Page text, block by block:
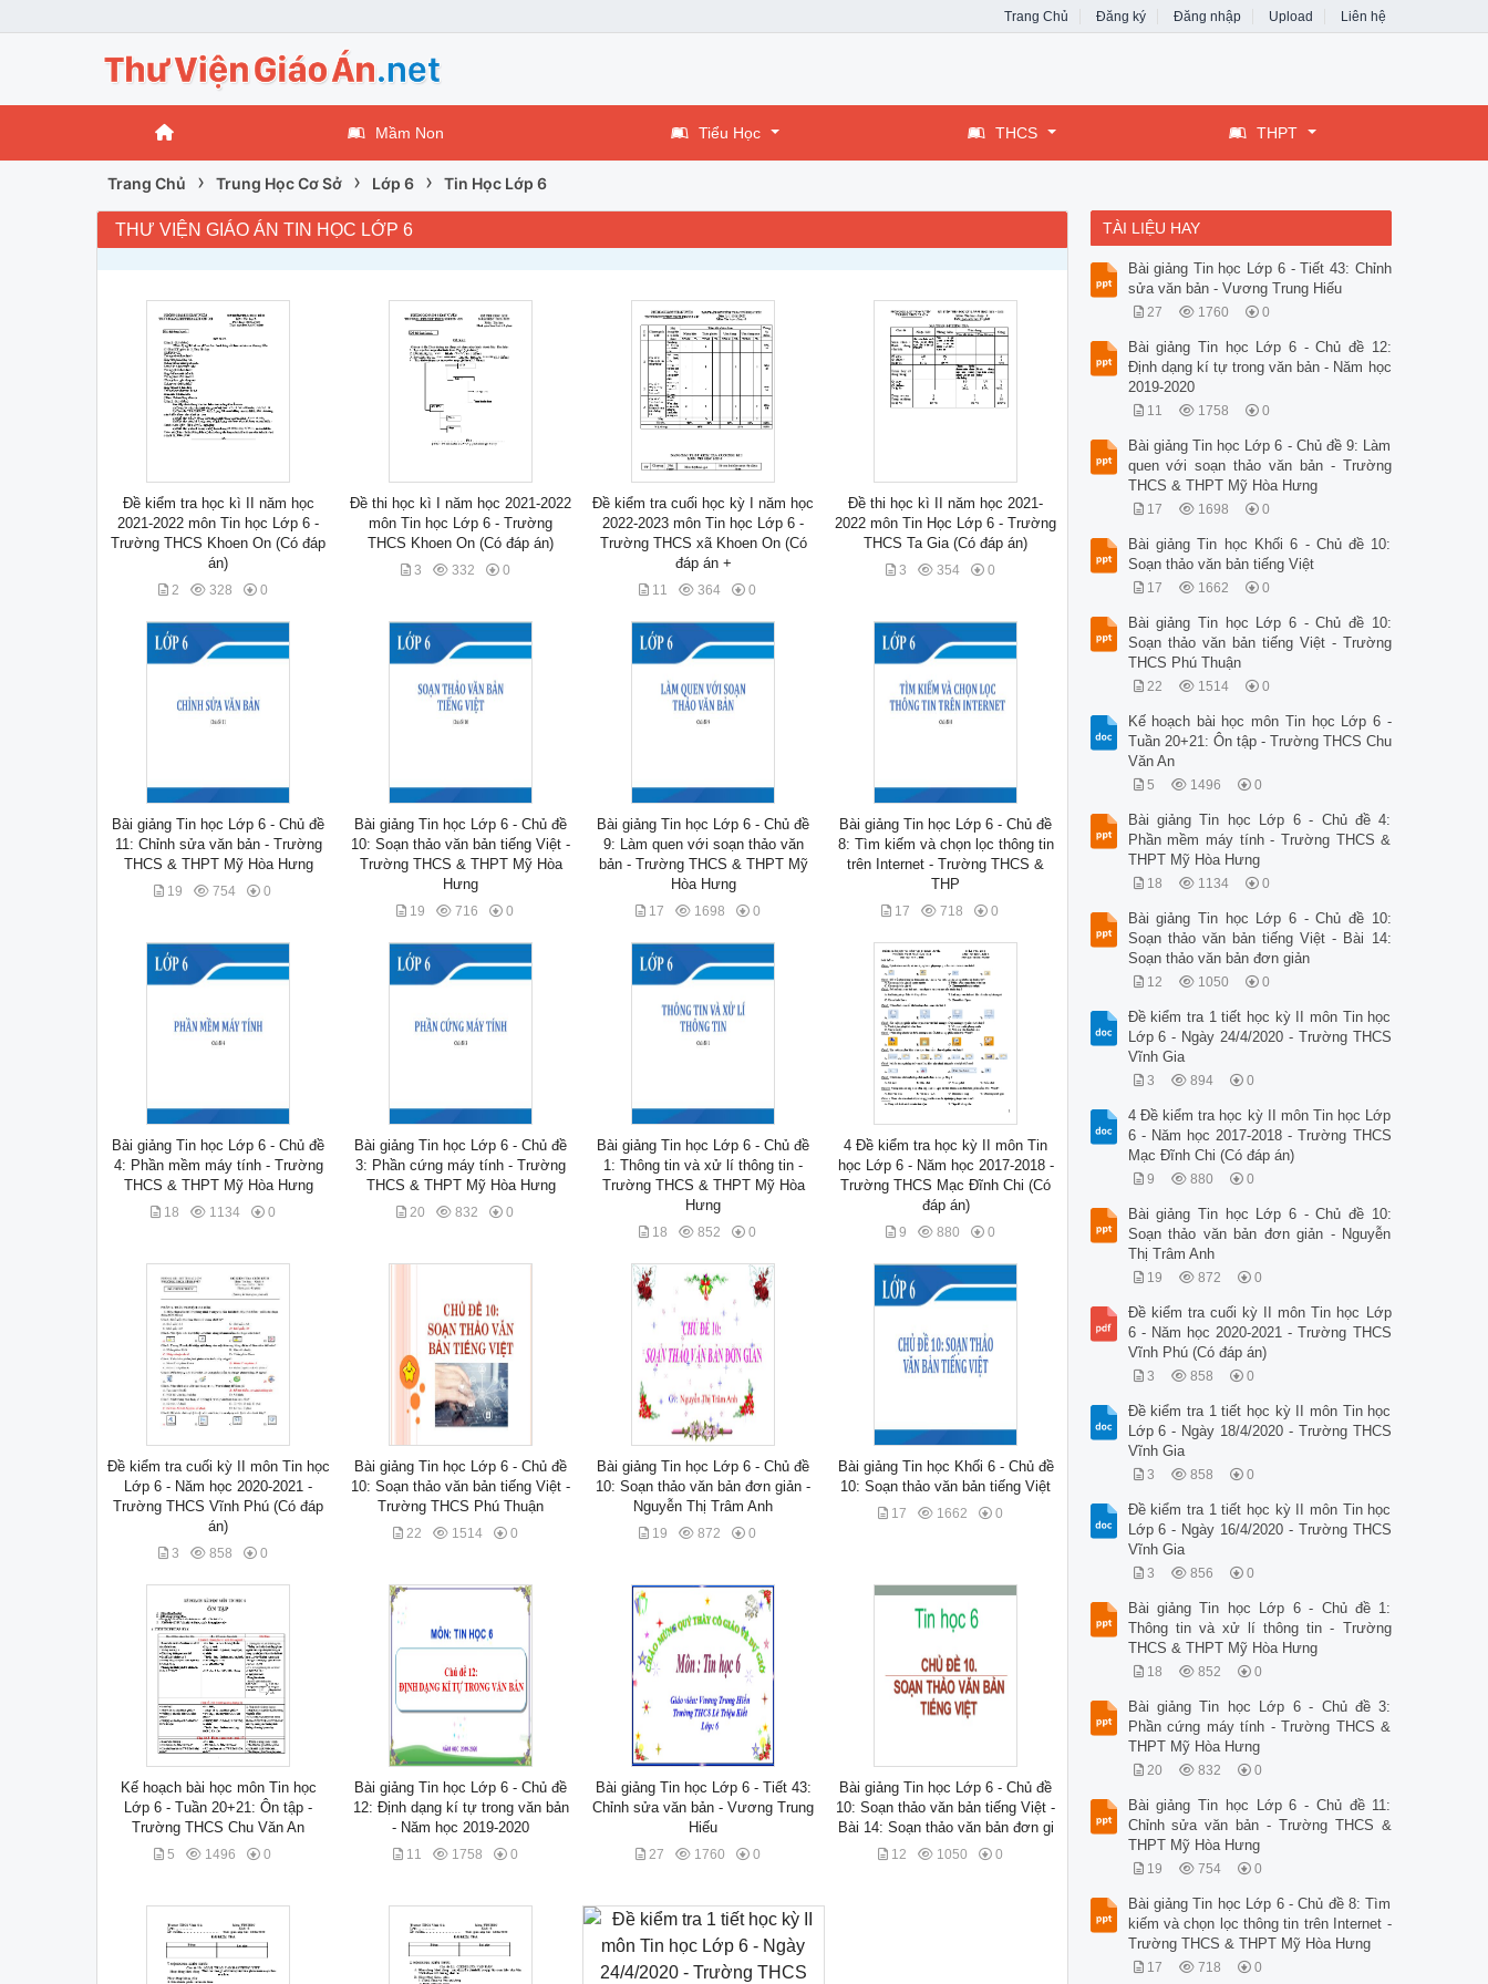
Trang Chủ Đăng ký Đăng nhập Upload Liên hệ
Mầm Non Tiểu Học THCS THPT
Trang Chủ › Trung Học Cơ Sở › Lớp 6 › Tin Học Lớp 6
THƯ VIỆN GIÁO ÁN TIN HỌC LỚP 6
Đề kiểm tra học kì II năm học
2021-2022 môn Tin học Lớp 6 -
Trường THCS Khoen On (Có đáp
án)
2 328 0
Đề thi học kì I năm học 2021-2022
môn Tin học Lớp 6 - Trường
THCS Khoen On (Có đáp án)
3 332 0
Đề kiểm tra cuối học kỳ I năm học
2022-2023 môn Tin học Lớp 6 -
Trường THCS xã Khoen On (Có
đáp án +
11 364 0
Đề thi học kì II năm học 2021-
2022 môn Tin Học Lớp 6 - Trường
THCS Ta Gia (Có đáp án)
3 354 0
Bài giảng Tin học Lớp 6 - Chủ đề
11: Chỉnh sửa văn bản - Trường
THCS & THPT Mỹ Hòa Hưng
19 754 0
Bài giảng Tin học Lớp 6 - Chủ đề
10: Soạn thảo văn bản tiếng Việt -
Trường THCS & THPT Mỹ Hòa
Hưng
19 716 0
Bài giảng Tin học Lớp 6 - Chủ đề
9: Làm quen với soạn thảo văn
bản - Trường THCS & THPT Mỹ
Hòa Hưng
17 1698 0
Bài giảng Tin học Lớp 6 - Chủ đề
8: Tìm kiếm và chọn lọc thông tin
trên Internet - Trường THCS &
THP
17 718 0
Bài giảng Tin học Lớp 6 - Chủ đề
4: Phần mềm máy tính - Trường
THCS & THPT Mỹ Hòa Hưng
18 1134 0
Bài giảng Tin học Lớp 6 - Chủ đề
3: Phần cứng máy tính - Trường
THCS & THPT Mỹ Hòa Hưng
20 832 0
Bài giảng Tin học Lớp 6 - Chủ đề
1: Thông tin và xử lí thông tin -
Trường THCS & THPT Mỹ Hòa
Hưng
18 852 0
4 Đề kiểm tra học kỳ II môn Tin
học Lớp 6 - Năm học 2017-2018 -
Trường THCS Mạc Đĩnh Chi (Có
đáp án)
9 880 0
Đề kiểm tra cuối kỳ II môn Tin học
Lớp 6 - Năm học 2020-2021 -
Trường THCS Vĩnh Phú (Có đáp
án)
3 858 0
Bài giảng Tin học Lớp 6 - Chủ đề
10: Soạn thảo văn bản tiếng Việt -
Trường THCS Phú Thuận
22 1514 0
Bài giảng Tin học Lớp 6 - Chủ đề
10: Soạn thảo văn bản đơn giản -
Nguyễn Thị Trâm Anh
19 872 0
Bài giảng Tin học Khối 6 - Chủ đề
10: Soạn thảo văn bản tiếng Việt
17 1662 0
Kế hoạch bài học môn Tin học
Lớp 6 - Tuần 20+21: Ôn tập -
Trường THCS Chu Văn An
5 1496 0
Bài giảng Tin học Lớp 6 - Chủ đề
12: Định dạng kí tự trong văn bản
- Năm học 2019-2020
11 1758 0
Bài giảng Tin học Lớp 6 - Tiết 43:
Chỉnh sửa văn bản - Vương Trung
Hiếu
27 1760 0
Bài giảng Tin học Lớp 6 - Chủ đề
10: Soạn thảo văn bản tiếng Việt -
Bài 14: Soạn thảo văn bản đơn gi
12 1050 0
TÀI LIỆU HAY
Bài giảng Tin học Lớp 6 - Tiết 43: Chỉnh
sửa văn bản - Vương Trung Hiếu
27 1760 0
Bài giảng Tin học Lớp 6 - Chủ đề 12:
Định dạng kí tự trong văn bản - Năm học
2019-2020
11 1758 0
Bài giảng Tin học Lớp 6 - Chủ đề 9: Làm
quen với soạn thảo văn bản - Trường
THCS & THPT Mỹ Hòa Hưng
17 1698 0
Bài giảng Tin học Khối 6 - Chủ đề 10:
Soạn thảo văn bản tiếng Việt
17 1662 0
Bài giảng Tin học Lớp 6 - Chủ đề 10:
Soạn thảo văn bản tiếng Việt - Trường
THCS Phú Thuận
22 1514 0
Kế hoạch bài học môn Tin học Lớp 6 -
Tuần 20+21: Ôn tập - Trường THCS Chu
Văn An
5 1496 0
Bài giảng Tin học Lớp 6 - Chủ đề 4:
Phần mềm máy tính - Trường THCS &
THPT Mỹ Hòa Hưng
18 1134 0
Bài giảng Tin học Lớp 6 - Chủ đề 10:
Soạn thảo văn bản tiếng Việt - Bài 14:
Soạn thảo văn bản đơn giản
12 1050 0
Đề kiểm tra 1 tiết học kỳ II môn Tin học
Lớp 6 - Ngày 24/4/2020 - Trường THCS
Vĩnh Gia
3 894 0
4 Đề kiểm tra học kỳ II môn Tin học Lớp
6 - Năm học 2017-2018 - Trường THCS
Mạc Đĩnh Chi (Có đáp án)
9 880 0
Bài giảng Tin học Lớp 6 - Chủ đề 10:
Soạn thảo văn bản đơn giản - Nguyễn
Thị Trâm Anh
19 872 0
Đề kiểm tra cuối kỳ II môn Tin học Lớp
6 - Năm học 2020-2021 - Trường THCS
Vĩnh Phú (Có đáp án)
3 858 0
Đề kiểm tra 1 tiết học kỳ II môn Tin học
Lớp 6 - Ngày 18/4/2020 - Trường THCS
Vĩnh Gia
3 858 0
Đề kiểm tra 1 tiết học kỳ II môn Tin học
Lớp 6 - Ngày 16/4/2020 - Trường THCS
Vĩnh Gia
3 856 0
Bài giảng Tin học Lớp 6 - Chủ đề 1:
Thông tin và xử lí thông tin - Trường
THCS & THPT Mỹ Hòa Hưng
18 852 0
Bài giảng Tin học Lớp 6 - Chủ đề 3:
Phần cứng máy tính - Trường THCS &
THPT Mỹ Hòa Hưng
20 832 0
Bài giảng Tin học Lớp 6 - Chủ đề 11:
Chỉnh sửa văn bản - Trường THCS &
THPT Mỹ Hòa Hưng
19 754 0
Bài giảng Tin học Lớp 6 - Chủ đề 8: Tìm
kiếm và chọn lọc thông tin trên Internet -
Trường THCS & THPT Mỹ Hòa Hưng
17 718 0